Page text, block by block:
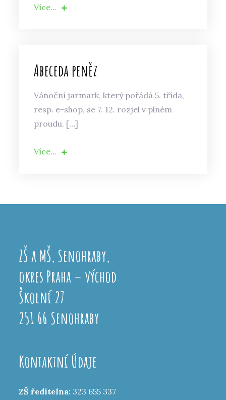
Více…
Abeceda peněz
Vánoční jarmark, který pořádá 5. třída,
resp. e-shop, se 7. 12. rozjel v plném
proudu. […]
Více…
ZŠ a MŠ, Senohraby,
okres Praha – východ
Školní 27
251 66 Senohraby
Kontaktní Údaje
ZŠ ředitelna: 323 655 337